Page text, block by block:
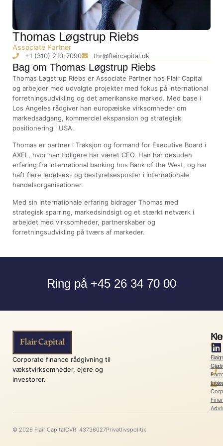
Thomas Løgstrup Riebs
Associate Partner
+1 (310) 210-7090 thr@flaircapital.dk
Bag om Thomas Løgstrup Riebs
Thomas Løgstrup Riebs er Associate Partner hos Flair Capital
og arbejder med udvalgte projekter med fokus på international
forretningsudvikling og det amerikanske marked. Med base i
Los Angeles rådgiver han europæiske virksomheder om
markedsadgang, kommerciel ekspansion og strategisk
positionering i USA.
Thomas er partner i Traksjon og formand for Executive Board i
AXEL, hvor han tidligere har været CEO. Han har desuden
erfaring fra international banking hos Bank of the West, og har
haft flere ledelses- og bestyrelsesposter i internationale
handelsorganisationer.
Med sin internationale erfaring bidrager Thomas med
strategisk sparring, markedsindsigt og et stærkt netværk i
arbejdet med virksomheder, partnerskaber og
forretningsudvikling på tværs af markeder.
Ring på +45 26 34 70 00
Corporate finance rådgivning til
vækstvirksomheder, ejere og
investorer.
Flair
l
© 2026 Flair CapitalCVR: 43736027Privatlivspolitik